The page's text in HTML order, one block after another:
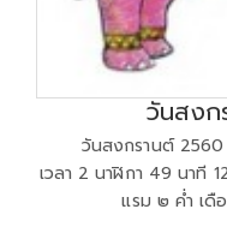
วันสง
วันสงกรานต์
เวลา 2 นาฬิกา 49 นาที
แรม ๒ ค่ำ เดื